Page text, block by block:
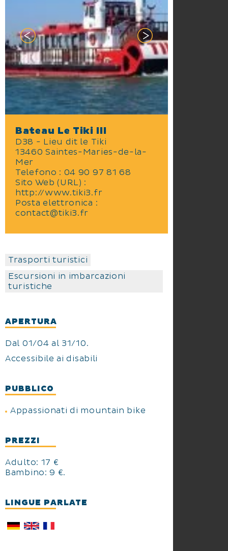
Bateau Le Tiki III
D38 - Lieu dit le Tiki
13460 Saintes-Maries-de-la-
Mer
Telefono : 04 90 97 81 68
Sito Web (URL) :
http://www.tiki3.fr
Posta elettronica :
contact@tiki3.fr
Trasporti turistici
Escursioni in imbarcazioni
turistiche
APERTURA
Dal 01/04 al 31/10.
Accessibile ai disabili
PUBBLICO
Appassionati di mountain bike
PREZZI
Adulto: 17 €
Bambino: 9 €.
LINGUE PARLATE